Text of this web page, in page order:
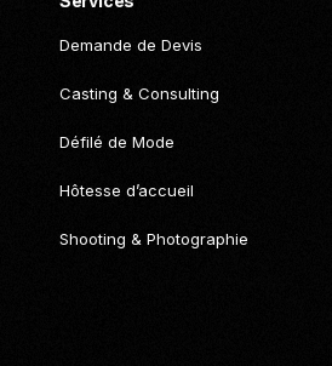
Demande de Devis
Casting & Consulting
Défilé de Mode
Hôtesse d’accueil
Shooting & Photographie